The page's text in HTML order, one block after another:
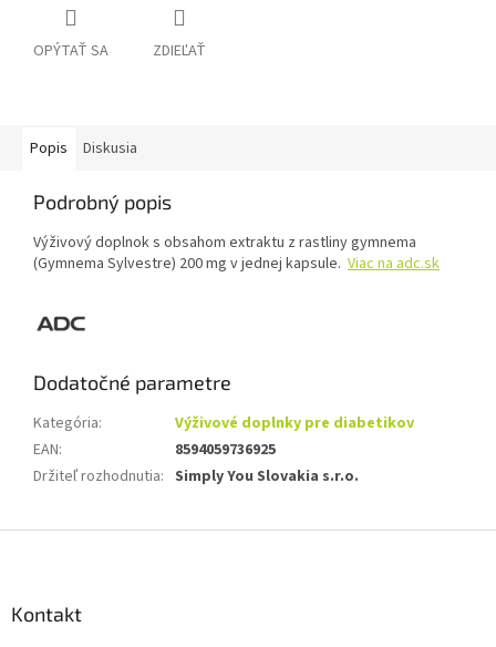
OPÝTAŤ SA ZDIEĽAŤ
Popis Diskusia
Podrobný popis
Výživový doplnok s obsahom extraktu z rastliny gymnema
(Gymnema Sylvestre) 200 mg v jednej kapsule. Viac na adc.sk
Dodatočné parametre
Kategória:
Výživové doplnky pre diabetikov
EAN:
8594059736925
Držiteľ rozhodnutia: Simply You Slovakia s.r.o.
Kontakt